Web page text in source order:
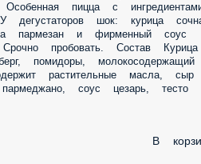
пицца с
шок: курица
а пармезан и фирменный соус
пробовать. Состав Курица
помидоры, молокосодержащий
растительные масла, сыр
соус цезарь, тесто
В